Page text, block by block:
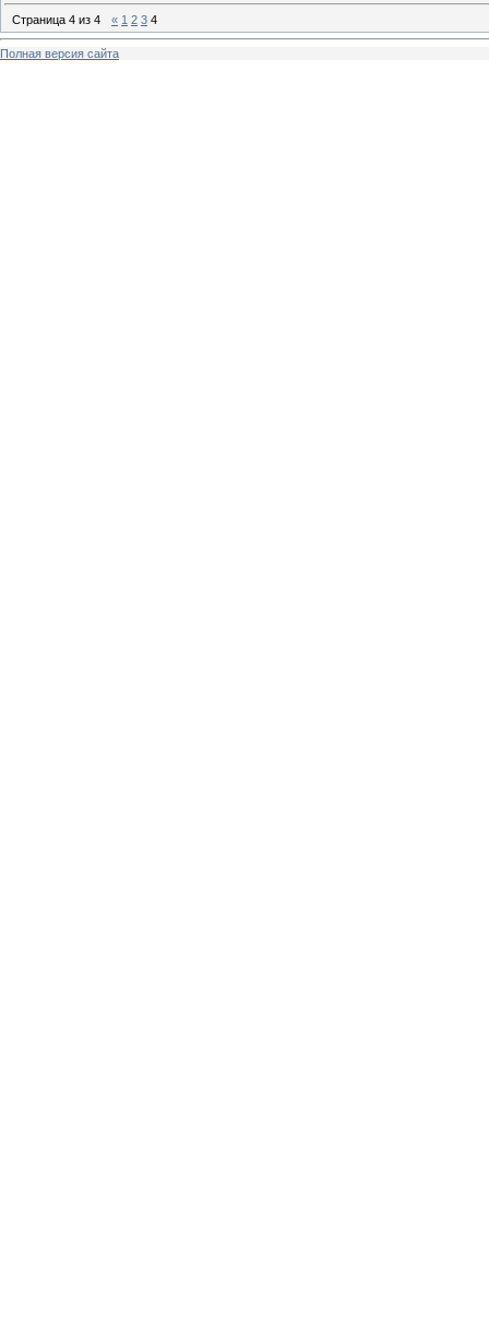
Страница 4 из 4 « 1 2 3 4
Полная версия сайта